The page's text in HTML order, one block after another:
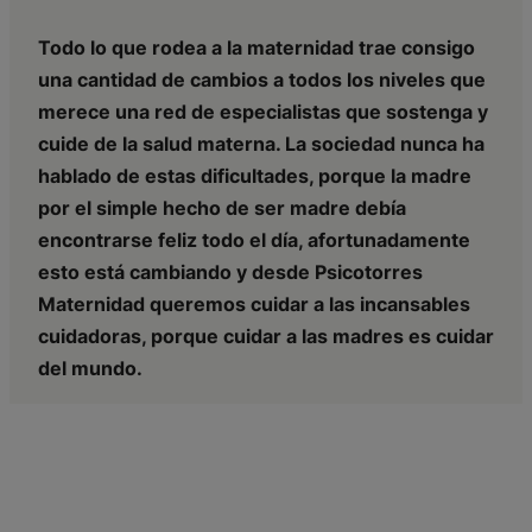
Todo lo que rodea a la maternidad trae consigo
una cantidad de cambios a todos los niveles que
merece una red de especialistas que sostenga y
cuide de la salud materna. La sociedad nunca ha
hablado de estas dificultades, porque la madre
por el simple hecho de ser madre debía
encontrarse feliz todo el día, afortunadamente
esto está cambiando y desde Psicotorres
Maternidad queremos cuidar a las incansables
cuidadoras, porque cuidar a las madres es cuidar
del mundo.